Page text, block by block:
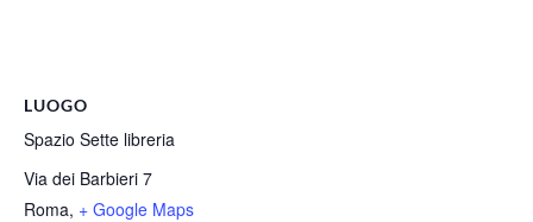
LUOGO
Spazio Sette libreria
Via dei Barbieri 7
Roma, + Google Maps